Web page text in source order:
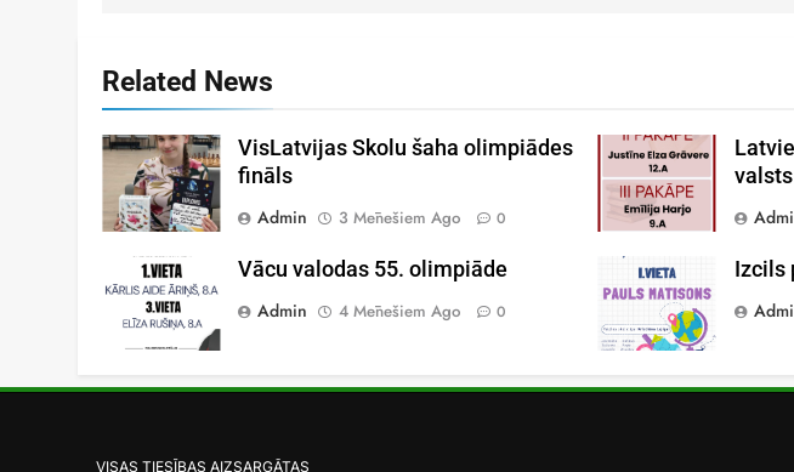
Related News
VisLatvijas Skolu šaha olimpiādes
fināls
Admin
3 Mēnešiem Ago 0
Vācu valodas 55. olimpiāde
Admin
4 Mēnešiem Ago 0
Izcils
VISAS TIESĪBAS AIZSARGĀTAS